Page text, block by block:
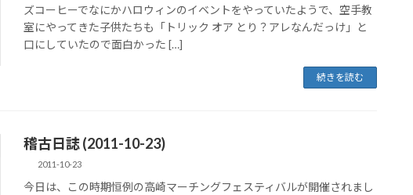
ズコーヒーでなにかハロウィンのイベントをやっていたようで、空手教
室にやってきた子供たちも「トリック オア とり？アレなんだっけ」と
口にしていたので面白かった […]
続きを読む
稽古日誌 (2011-10-23)
2011-10-23
今日は、この時期恒例の高崎マーチングフェスティバルが開催されまし